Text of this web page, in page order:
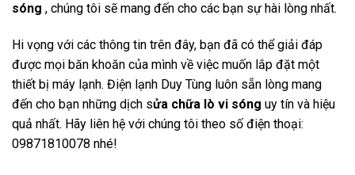
sóng , chúng tôi sẽ mang đến cho các bạn sự hài lòng nhất.
Hi vọng với các thông tin trên đây, bạn đã có thể giải đáp
được mọi băn khoăn của mình về việc muốn lắp đặt một
thiết bị máy lạnh. Điện lạnh Duy Tùng luôn sẵn lòng mang
đến cho bạn những dịch sửa chữa lò vi sóng uy tín và hiệu
quả nhất. Hãy liên hệ với chúng tôi theo số điện thoại:
09871810078 nhé!